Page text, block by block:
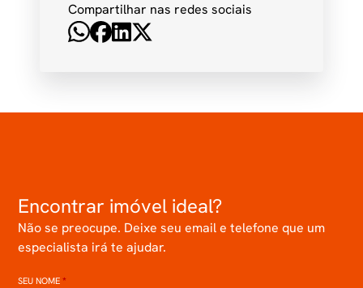
Compartilhar nas redes sociais
Encontrar imóvel ideal?
Não se preocupe. Deixe seu email e telefone que um
especialista irá te ajudar.
SEU NOME*